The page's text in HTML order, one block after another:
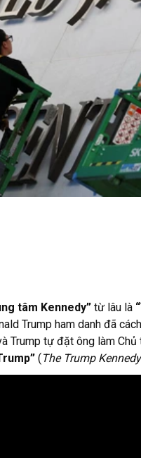
tâm Kennedy” từ lâu là
Trump ham danh đã
Trump tự đặt ông làm
(The Trump